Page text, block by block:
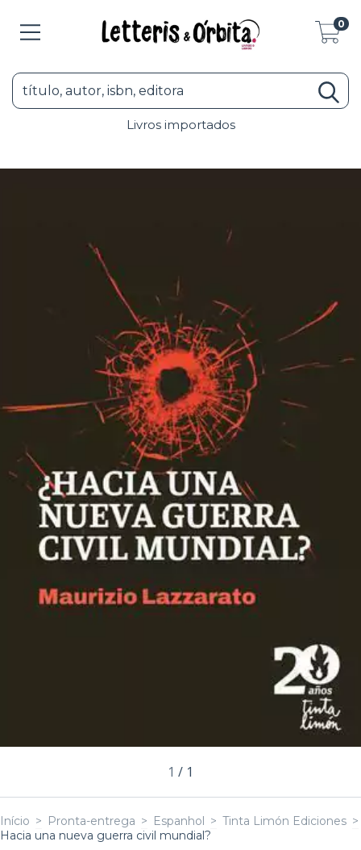
0
Livros importados
1 / 1
Início > Pronta-entrega > Espanhol > Tinta Limón Ediciones >
Hacia una nueva guerra civil mundial?